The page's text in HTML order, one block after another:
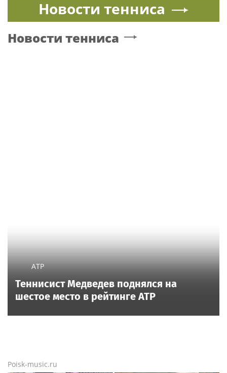
Новости тенниса
Новости тенниса
ATP
Теннисист Медведев поднялся на
шестое место в рейтинге ATP
Poisk-music.ru